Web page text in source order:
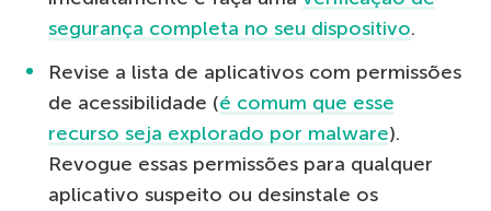
segurança completa no seu dispositivo.
Revise a lista de aplicativos com permissões
de acessibilidade (é comum que esse
recurso seja explorado por malware).
Revogue essas permissões para qualquer
aplicativo suspeito ou desinstale os